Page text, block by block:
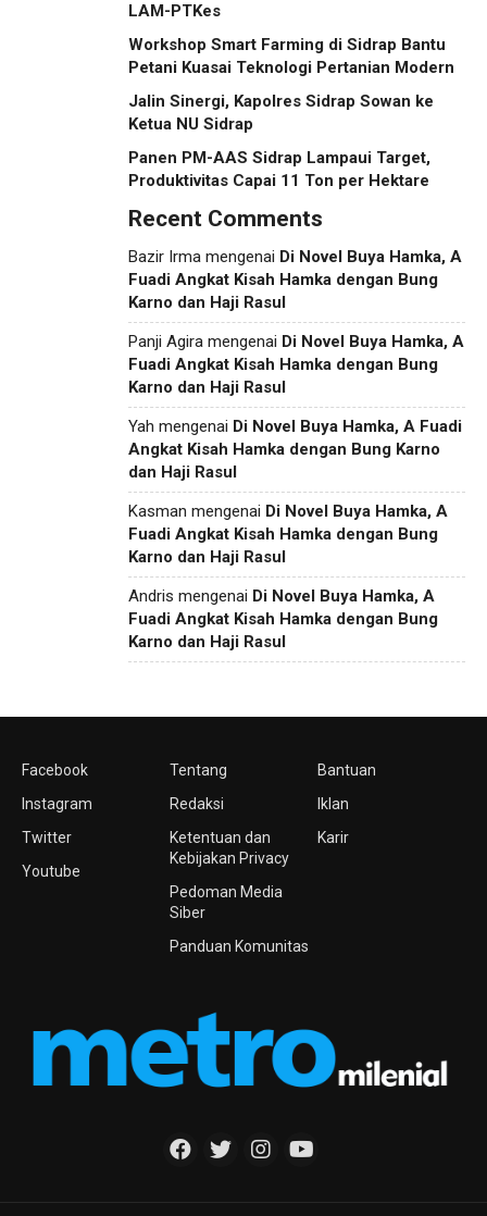
LAM-PTKes
Workshop Smart Farming di Sidrap Bantu
Petani Kuasai Teknologi Pertanian Modern
Jalin Sinergi, Kapolres Sidrap Sowan ke
Ketua NU Sidrap
Panen PM-AAS Sidrap Lampaui Target,
Produktivitas Capai 11 Ton per Hektare
Recent Comments
Bazir Irma mengenai Di Novel Buya Hamka, A
Fuadi Angkat Kisah Hamka dengan Bung
Karno dan Haji Rasul
Panji Agira mengenai Di Novel Buya Hamka, A
Fuadi Angkat Kisah Hamka dengan Bung
Karno dan Haji Rasul
Yah mengenai Di Novel Buya Hamka, A Fuadi
Angkat Kisah Hamka dengan Bung Karno
dan Haji Rasul
Kasman mengenai Di Novel Buya Hamka, A
Fuadi Angkat Kisah Hamka dengan Bung
Karno dan Haji Rasul
Andris mengenai Di Novel Buya Hamka, A
Fuadi Angkat Kisah Hamka dengan Bung
Karno dan Haji Rasul
Facebook
Instagram
Twitter
Youtube
Tentang
Redaksi
Ketentuan dan
Kebijakan Privacy
Pedoman Media
Siber
Panduan Komunitas
Bantuan
Iklan
Karir